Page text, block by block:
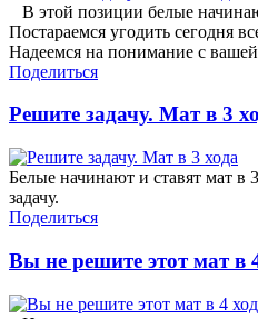
В этой позиции белые
Постараемся угодить сегодня
Надеемся на понимание с
Поделиться
Решите задачу. Мат в 3
Белые начинают и ставят мат в
задачу.
Поделиться
Вы не решите этот мат в